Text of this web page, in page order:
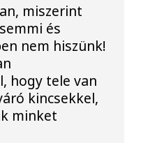
miszerint
és
nem hiszünk!
hogy tele van
kincsekkel,
minket